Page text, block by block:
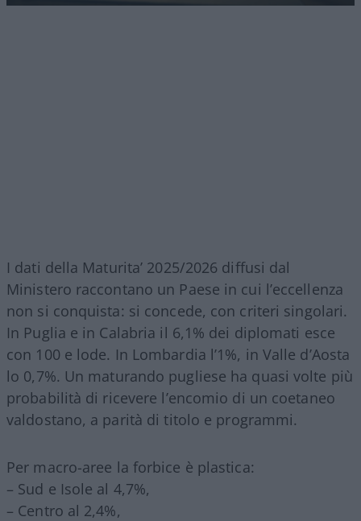
I dati della Maturita’ 2025/2026 diffusi dal
Ministero raccontano un Paese in cui l’eccellenza
non si conquista: si concede, con criteri singolari.
In Puglia e in Calabria il 6,1% dei diplomati esce
con 100 e lode. In Lombardia l’1%, in Valle d’Aosta
lo 0,7%. Un maturando pugliese ha quasi volte più
probabilità di ricevere l’encomio di un coetaneo
valdostano, a parità di titolo e programmi.
Per macro-aree la forbice è plastica:
– Sud e Isole al 4,7%,
– Centro al 2,4%,